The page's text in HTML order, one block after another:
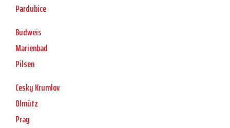
Pardubice
Budweis
Marienbad
Pilsen
Cesky Krumlov
Olmütz
Prag